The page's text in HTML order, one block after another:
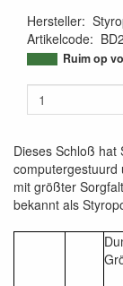
Hersteller:
Artikelcode:
9507859918889
Ruim op
Dieses Schloß hat
computergestuurd
mit größter
bekannt als